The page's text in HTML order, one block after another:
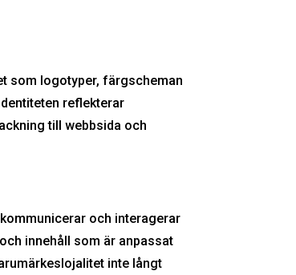
som logotyper, färgscheman
reflekterar
till webbsida och
och interagerar
innehåll som är anpassat
inte långt